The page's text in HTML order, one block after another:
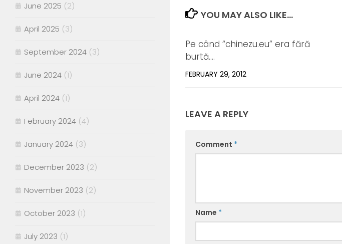
YOU MAY ALSO LIKE...
Pe când “chinezu.eu” era fără
burtă….
FEBRUARY 29, 2012
LEAVE A REPLY
Comment *
Name *
June 2025 (2)
April 2025 (3)
September 2024 (3)
June 2024 (1)
April 2024 (1)
February 2024 (4)
January 2024 (3)
December 2023 (2)
November 2023 (2)
October 2023 (1)
July 2023 (1)